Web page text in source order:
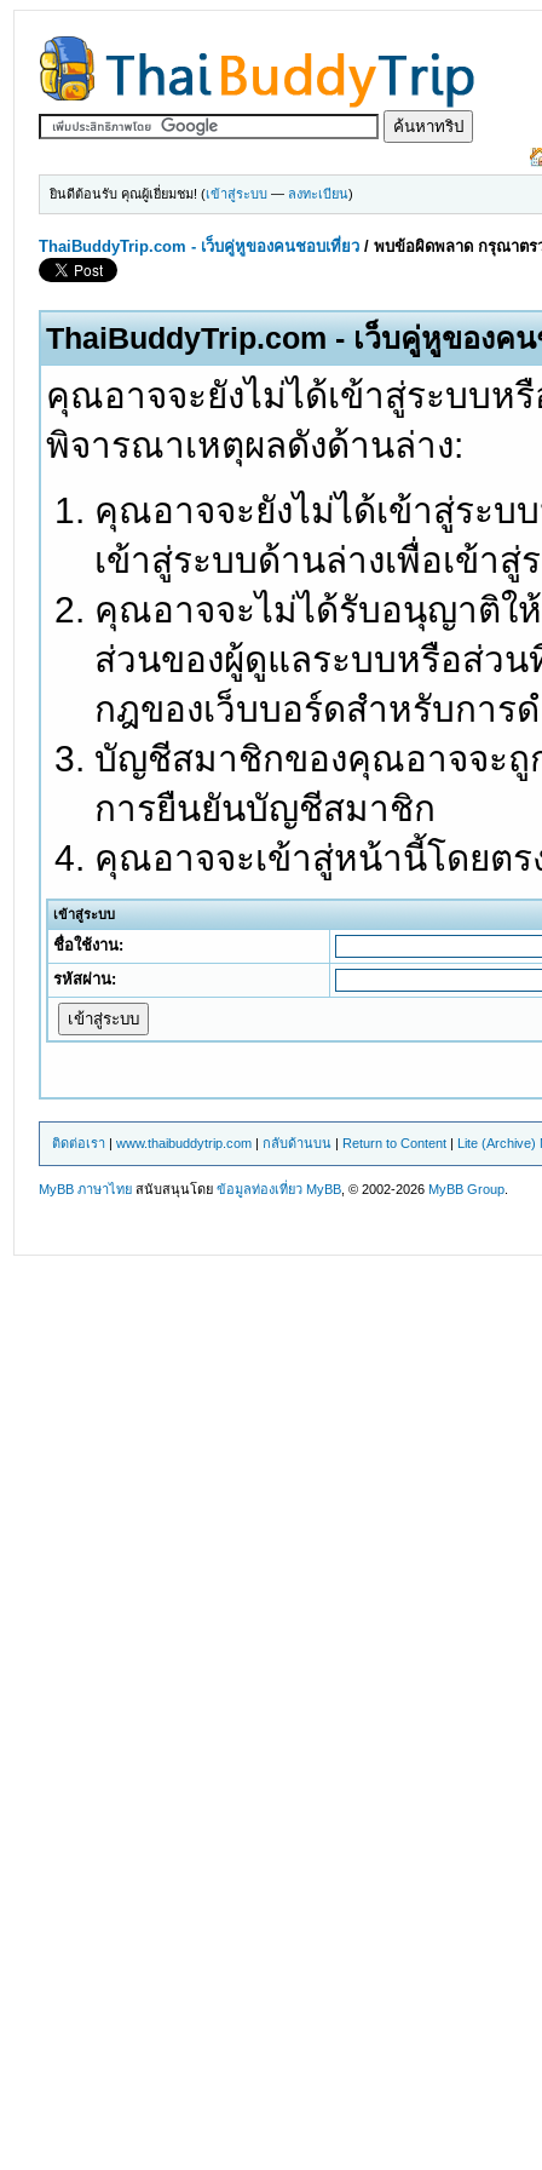
ยินดีต้อนรับ คุณผู้เยี่ยมชม! (เข้าสู่ระบบ — ลงทะเบียน)
ThaiBuddyTrip.com - เว็บคู่หูของคนชอบเที่ยว /พบข้อผิดพลาด กรุณาตร
ThaiBuddyTrip.com - เว็บคู่หูของค
คุณอาจจะยังไม่ได้เข้าสู่ระบบ
พิจารณาเหตุผลดังด้านล่าง:
คุณอาจจะยังไม่ได้เข้าสู่ระบ
เข้าสู่ระบบด้านล่างเพื่อเข้า
คุณอาจจะไม่ได้รับอนุญาติใ
ส่วนของผู้ดูแลระบบหรือส่ว
กฎของเว็บบอร์ดสำหรับการ
บัญชีสมาชิกของคุณอาจจะถู
การยืนยันบัญชีสมาชิก
คุณอาจจะเข้าสู่หน้านี้โดยต
เข้าสู่ระบบ
ชื่อใช้งาน:
รหัสผ่าน:
ติดต่อเรา |www.thaibuddytrip.com |กลับด้านบน | Return to Content | Lite (Archive)
MyBB ภาษาไทย สนับสนุนโดยข้อมูลท่องเที่ยว MyBB , © 2002-2026MyBB Group